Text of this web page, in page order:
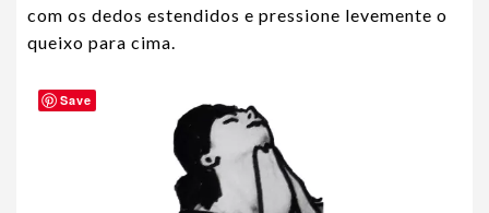
com os dedos estendidos e pressione levemente o
queixo para cima.
Save